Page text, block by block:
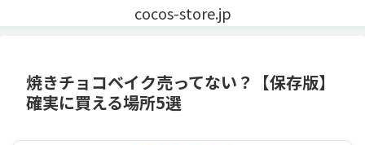
cocos-store.jp
焼きチョコベイク売ってない？【保存版】
確実に買える場所5選